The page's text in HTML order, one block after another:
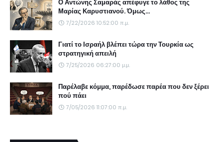
Ο Αντώνης Σαμαράς απέφυγε το λάθος της
Μαρίας Καρυστιανού. Όμως...
7/22/2026 10:52:00 π.μ.
Γιατί το Ισραήλ βλέπει τώρα την Τουρκία ως
στρατηγική απειλή
7/25/2026 06:27:00 μ.μ.
Παρέλαβε κόμμα, παρέδωσε παρέα που δεν ξέρει
πού πάει
7/05/2026 11:07:00 π.μ.